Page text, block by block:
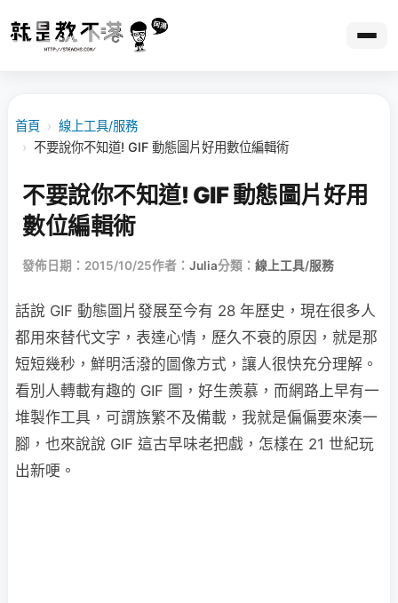
首頁 › 線上工具/服務
› 不要說你不知道! GIF 動態圖片好用數位編輯術
不要說你不知道! GIF 動態圖片好用
數位編輯術
發佈日期：2015/10/25作者： Julia分類： 線上工具/服務
話說 GIF 動態圖片發展至今有 28 年歷史，現在很多人
都用來替代文字，表達心情，歷久不衰的原因，就是那
短短幾秒，鮮明活潑的圖像方式，讓人很快充分理解。
看別人轉載有趣的 GIF 圖，好生羨慕，而網路上早有一
堆製作工具，可謂族繁不及備載，我就是偏偏要來湊一
腳，也來說說 GIF 這古早味老把戲，怎樣在 21 世紀玩
出新哽。